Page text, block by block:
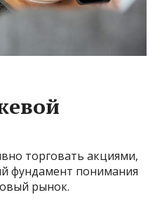
торговать акциями,
фундамент понимания
рынок.